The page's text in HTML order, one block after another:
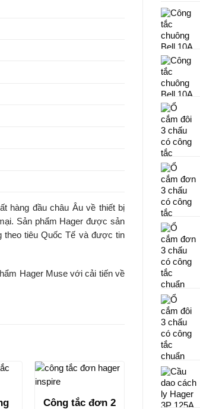
hàng đầu châu Âu về thiết bị
Sản phẩm Hager được sản
theo tiêu Quốc Tế và được tin
Hager Muse với cải tiến về
Công tắc đơn 2